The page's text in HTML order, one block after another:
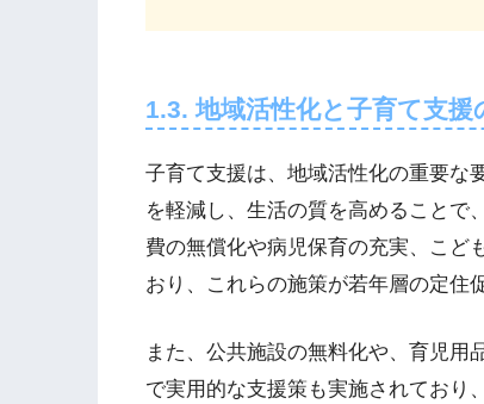
1.3. 地域活性化と子育て支援
子育て支援は、地域活性化の重要な
を軽減し、生活の質を高めることで
費の無償化や病児保育の充実、こど
おり、これらの施策が若年層の定住
また、公共施設の無料化や、育児用
で実用的な支援策も実施されており